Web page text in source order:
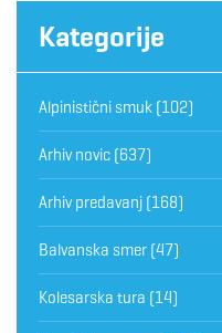
Kategorije
Alpinistični smuk (102)
Arhiv novic (637)
Arhiv predavanj (168)
Balvanska smer (47)
Kolesarska tura (14)